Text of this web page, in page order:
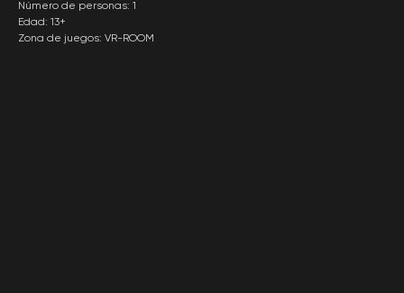
Número de personas: 1
Edad: 13+
Zona de juegos: VR-ROOM